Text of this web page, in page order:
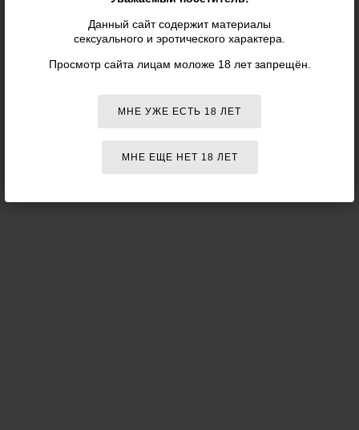
Данный сайт содержит материалы
сексуального и эротического характера.
Просмотр сайта лицам моложе 18 лет запрещён.
МНЕ УЖЕ ЕСТЬ 18 ЛЕТ
МНЕ ЕЩЕ НЕТ 18 ЛЕТ